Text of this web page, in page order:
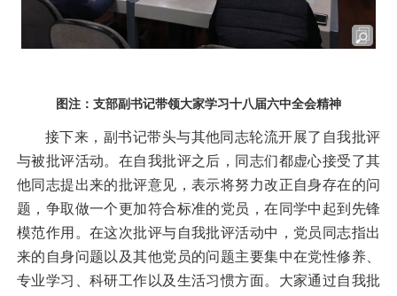
图注：支部副书记带领大家学习十八届六中全会精神
接下来，副书记带头与其他同志轮流开展了自我批评
与被批评活动。在自我批评之后，同志们都虚心接受了其
他同志提出来的批评意见，表示将努力改正自身存在的问
题，争取做一个更加符合标准的党员，在同学中起到先锋
模范作用。在这次批评与自我批评活动中，党员同志指出
来的自身问题以及其他党员的问题主要集中在党性修养、
专业学习、科研工作以及生活习惯方面。大家通过自我批